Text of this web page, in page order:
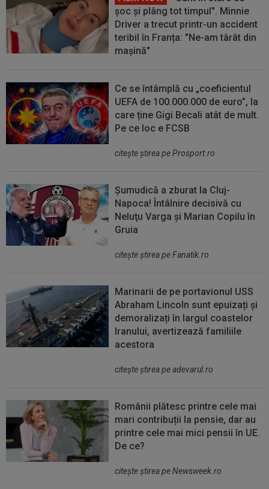
șoc și plâng tot timpul". Minnie
Driver a trecut printr-un accident
teribil în Franța: "Ne-am târât din
mașină"
Ce se întâmplă cu „coeficientul
UEFA de 100.000.000 de euro”, la
care ține Gigi Becali atât de mult.
Pe ce loc e FCSB
citeşte ştirea pe Prosport.ro
Șumudică a zburat la Cluj-
Napoca! Întâlnire decisivă cu
Neluţu Varga şi Marian Copilu în
Gruia
citeşte ştirea pe Fanatik.ro
Marinarii de pe portavionul USS
Abraham Lincoln sunt epuizați și
demoralizați în largul coastelor
Iranului, avertizează familiile
acestora
citeşte ştirea pe adevarul.ro
Românii plătesc printre cele mai
mari contribuții la pensie, dar au
printre cele mai mici pensii în UE.
De ce?
citeşte ştirea pe Newsweek.ro